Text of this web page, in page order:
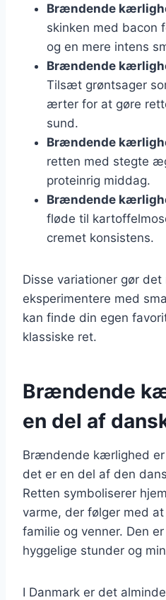
Brændende
skinken med bacon
og en mere intens
Brændende
Tilsæt grøntsager
ærter for at gøre
sund.
Brændende
retten med stegte
proteinrig middag.
Brændende
fløde til
cremet konsistens.
Disse variationer gør
eksperimentere med
kan finde din egen
klassiske ret.
Brændende
en del af
Brændende kærlighed
det er en del af den
Retten symboliserer
varme, der følger med
familie og venner. Den
hyggelige stunder og
I Danmark er det